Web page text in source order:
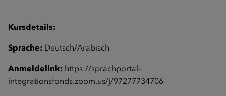
Kursdetails:
Sprache: Deutsch/Arabisch
Anmeldelink: https://sprachportal-
integrationsfonds.zoom.us/j/97277734706